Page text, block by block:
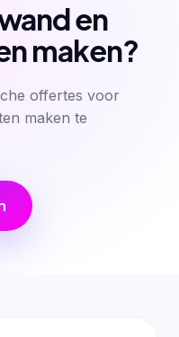
en
maken?
offertes voor
maken te